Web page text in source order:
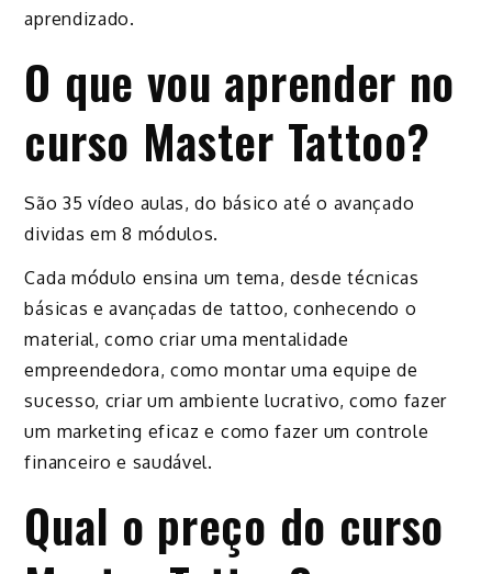
aprendizado.
O que vou aprender no
curso Master Tattoo?
São 35 vídeo aulas, do básico até o avançado
dividas em 8 módulos.
Cada módulo ensina um tema, desde técnicas
básicas e avançadas de tattoo, conhecendo o
material, como criar uma mentalidade
empreendedora, como montar uma equipe de
sucesso, criar um ambiente lucrativo, como fazer
um marketing eficaz e como fazer um controle
financeiro e saudável.
Qual o preço do curso